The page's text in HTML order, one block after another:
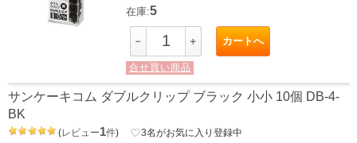
在庫:5
－ ＋ カートへ
合せ買い商品
サンケーキコム ダブルクリップ ブラック 小小 10個 DB-4-
BK
(レビュー1件) favorite_border3名がお気に入り登録中